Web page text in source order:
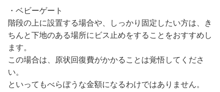
・ベビーゲート
階段の上に設置する場合や、しっかり固定したい方は、き
ちんと下地のある場所にビス止めをすることをおすすめし
ます。
この場合は、原状回復費がかかることは覚悟してくださ
い。
といってもべらぼうな金額になるわけではありません。